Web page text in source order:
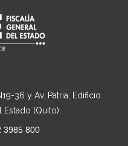
36 y Av. Patria, Edificio
(Quito).
3985 800